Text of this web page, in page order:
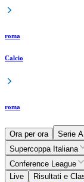
roma
Calcio
roma
Ora per ora Serie A
Supercoppa Italiana
Conference League
Live
Risultati e